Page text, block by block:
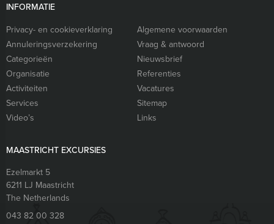
INFORMATIE
Privacy- en cookieverklaring
Algemene voorwaarden
Annuleringsverzekering
Vraag & antwoord
Categorieën
Nieuwsbrief
Organisatie
Referenties
Activiteiten
Vacatures
Services
Sitemap
Video’s
Links
MAASTRICHT EXCURSIES
Ezelmarkt 5
6211 LJ Maastricht
The Netherlands
043 82 00 328